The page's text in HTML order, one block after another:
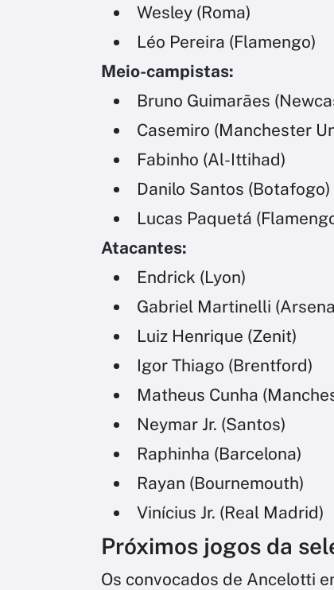
Wesley (Roma)
Léo Pereira (Flamengo)
Meio-campistas:
Bruno Guimarães
Casemiro (Manchester
Fabinho (Al-Ittihad)
Danilo Santos (Botafogo)
Lucas Paquetá
Atacantes:
Endrick (Lyon)
Gabriel Martinelli
Luiz Henrique (Zenit)
Igor Thiago (Brentford)
Matheus Cunha
Neymar Jr. (Santos)
Raphinha (Barcelona)
Rayan (Bournemouth)
Vinícius Jr. (Real Madrid)
Próximos jogos da
Os convocados de Ancelotti